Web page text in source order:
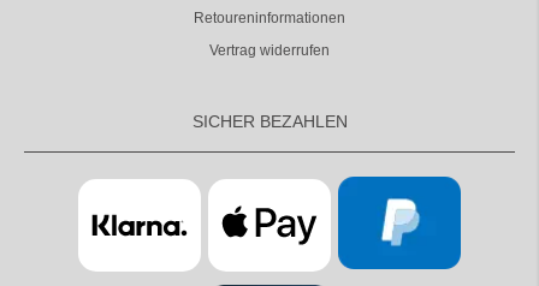
Retoureninformationen
Vertrag widerrufen
SICHER BEZAHLEN